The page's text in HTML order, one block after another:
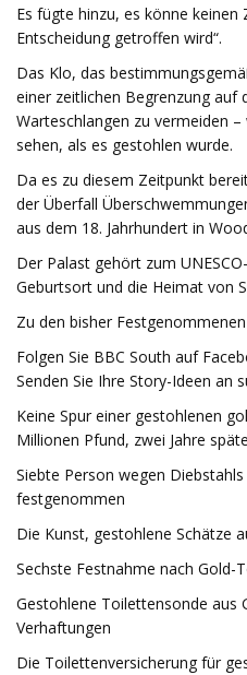
Es fügte hinzu, es könne
Entscheidung getroffen wird“.
Das Klo, das
einer zeitlichen Begrenzung auf
Warteschlangen zu vermeiden
sehen, als es gestohlen wurde.
Da es zu diesem Zeitpunkt
der Überfall
aus dem 18. Jahrhundert in
Der Palast gehört zum
Geburtsort und die Heimat von
Zu den bisher
Folgen Sie BBC South auf
Senden Sie Ihre Story-Ideen an
Keine Spur einer gestohlenen
Millionen Pfund, zwei Jahre
Siebte Person wegen
festgenommen
Die Kunst, gestohlene Schätze
Sechste Festnahme nach Gold-
Gestohlene Toilettensonde aus
Verhaftungen
Die Toilettenversicherung für